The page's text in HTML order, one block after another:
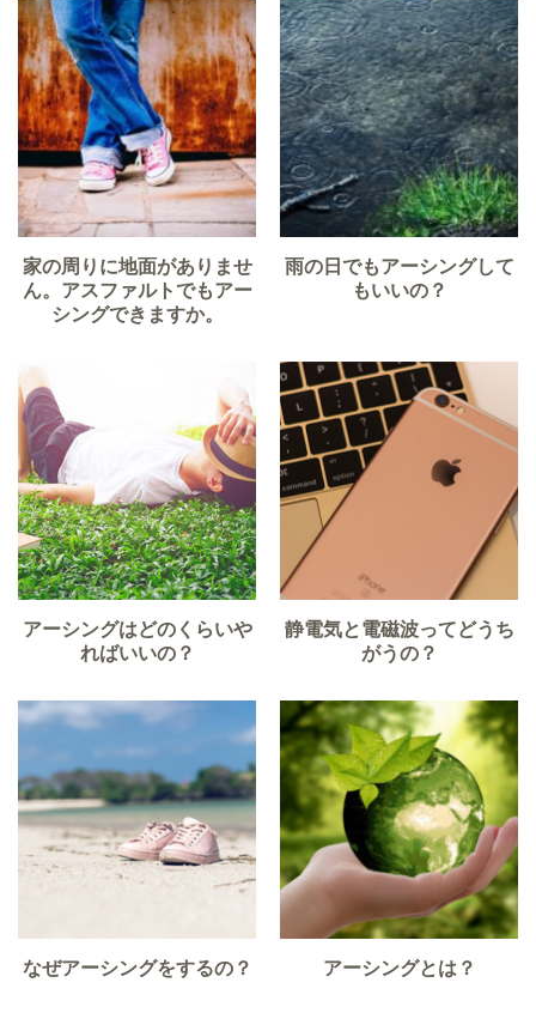
家の周りに地面がありませ
ん。アスファルトでもアー
シングできますか。​
雨の日でもアーシングして
もいいの？
アーシングはどのくらいや
ればいいの？
静電気と電磁波ってどうち
がうの？
なぜアーシングをするの？ アーシングとは？